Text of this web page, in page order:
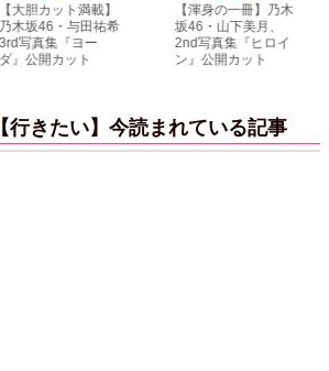
【渾身の一冊】乃木
坂46・山下美月、
2nd写真集『ヒロイ
ン』公開カット
【超貴重】デビュー
前の初々しい姿が見
られる「ILLIT」のセ
ルカ独占公開
【行きたい】今読まれている記事